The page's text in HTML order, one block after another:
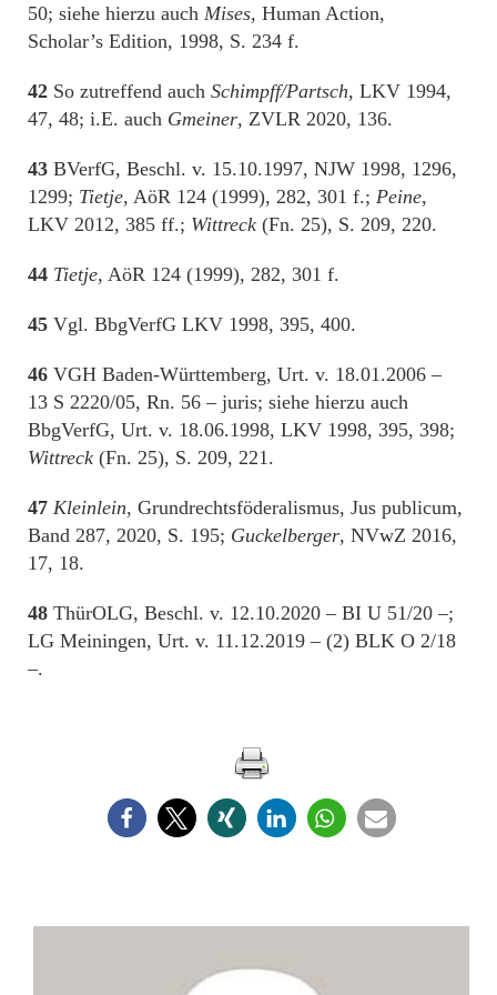
50; siehe hierzu auch Mises, Human Action,
Scholar’s Edition, 1998, S. 234 f.
42 So zutreffend auch Schimpff/Partsch, LKV 1994,
47, 48; i.E. auch Gmeiner, ZVLR 2020, 136.
43 BVerfG, Beschl. v. 15.10.1997, NJW 1998, 1296,
1299; Tietje, AöR 124 (1999), 282, 301 f.; Peine,
LKV 2012, 385 ff.; Wittreck (Fn. 25), S. 209, 220.
44 Tietje, AöR 124 (1999), 282, 301 f.
45 Vgl. BbgVerfG LKV 1998, 395, 400.
46 VGH Baden-Württemberg, Urt. v. 18.01.2006 –
13 S 2220/05, Rn. 56 – juris; siehe hierzu auch
BbgVerfG, Urt. v. 18.06.1998, LKV 1998, 395, 398;
Wittreck (Fn. 25), S. 209, 221.
47 Kleinlein, Grundrechtsföderalismus, Jus publicum,
Band 287, 2020, S. 195; Guckelberger, NVwZ 2016,
17, 18.
48 ThürOLG, Beschl. v. 12.10.2020 – BI U 51/20 –;
LG Meiningen, Urt. v. 11.12.2019 – (2) BLK O 2/18
–.